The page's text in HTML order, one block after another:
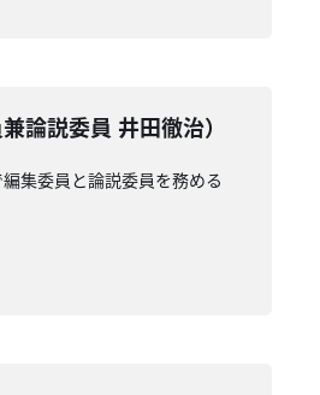
論説委員 井田徹治）
集委員と論説委員を務める